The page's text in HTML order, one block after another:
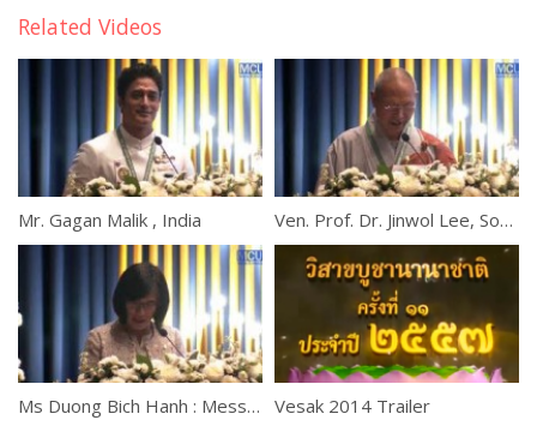
Related Videos
Mr. Gagan Malik , India Ven. Prof. Dr. Jinwol Lee, South Korea
Ms Duong Bich Hanh : Message from H.E. Audrey Azoulay, Director-General of UNESCO Vesak 2014 Trailer